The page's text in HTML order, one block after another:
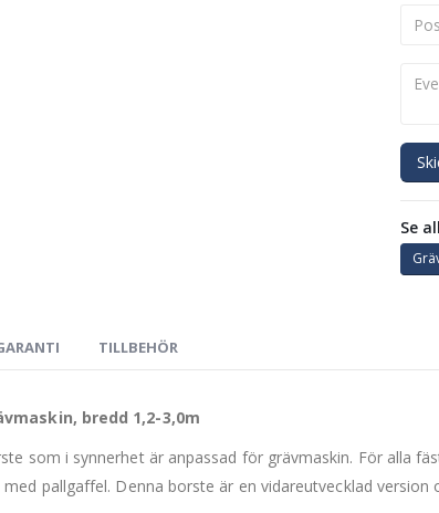
Se
TILLBEHÖR
bredd 1,2-3,0m
som i synnerhet är anpassad för grävmaskin. För alla
pallgaffel. Denna borste är en vidareutvecklad